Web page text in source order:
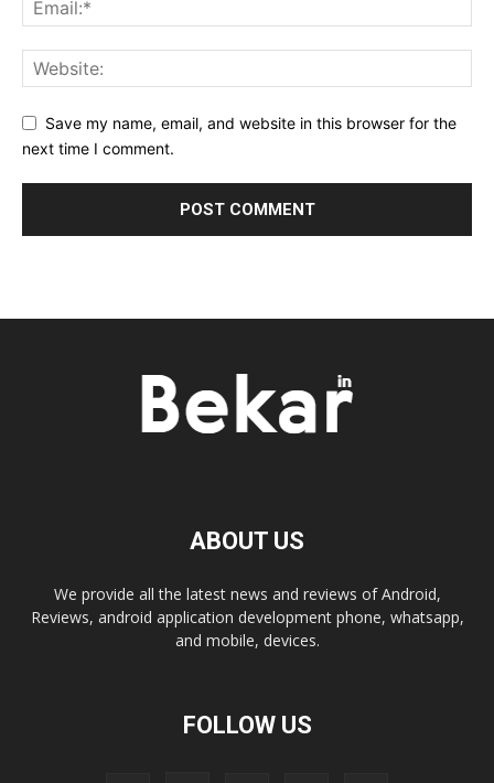
Save my name, email, and website in this browser for the
next time I comment.
ABOUT US
We provide all the latest news and reviews of Android,
Reviews, android application development phone, whatsapp,
and mobile, devices.
FOLLOW US